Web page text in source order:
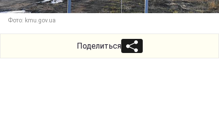
Фото: kmu.gov.ua
Поделиться